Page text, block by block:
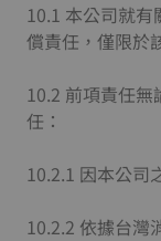
10.1 本公司就
償責任，僅限於
10.2 前項責任
任：
10.2.1 因本公司
10.2.2 依據台灣